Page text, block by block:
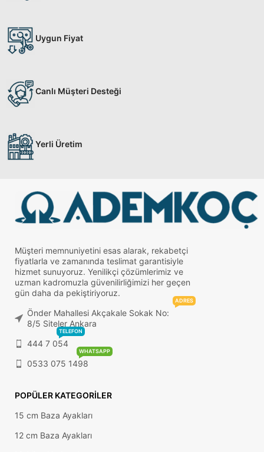
Uygun Fiyat
Canlı Müşteri Desteği
Yerli Üretim
Müşteri memnuniyetini esas alarak, rekabetçi
fiyatlarla ve zamanında teslimat garantisiyle
hizmet sunuyoruz. Yenilikçi çözümlerimiz ve
uzman kadromuzla güvenilirliğimizi her geçen
gün daha da pekiştiriyoruz.
Önder Mahallesi Akçakale Sokak No:
8/5 Siteler Ankara
ADRES
444 7 054
TELEFON
0533 075 1498
WHATSAPP
POPÜLER KATEGORILER
15 cm Baza Ayakları
12 cm Baza Ayakları